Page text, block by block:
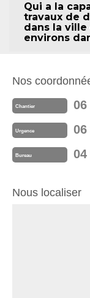
Qui a la
travaux de
dans la
environs
Nos
Chantier 06
Urgence 06
Bureau 04
Nous localiser